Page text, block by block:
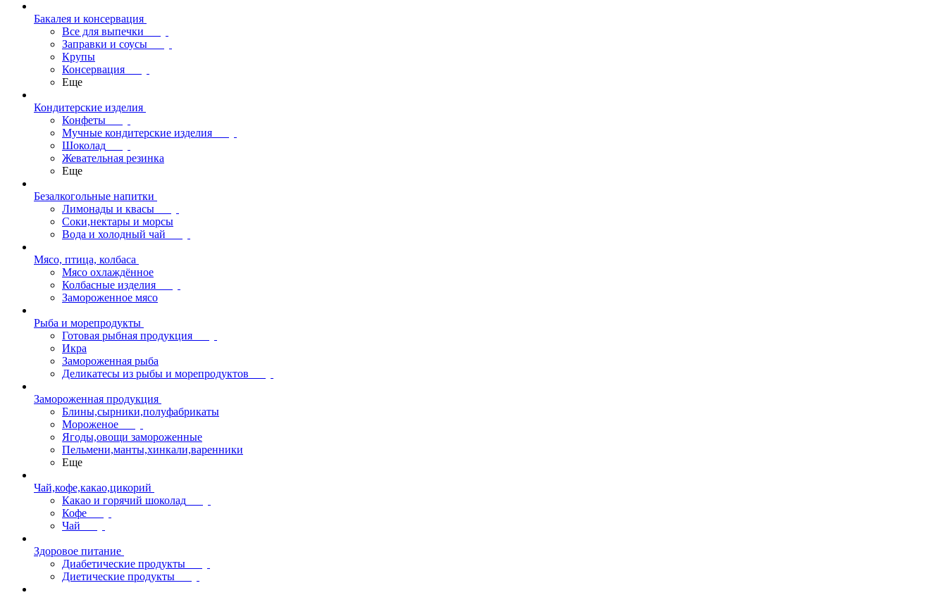
Бакалея и консервация
Все для выпечки
Заправки и соусы
Крупы
Консервация
Еще
Кондитерские изделия
Конфеты
Мучные кондитерские изделия
Шоколад
Жевательная резинка
Еще
Безалкогольные напитки
Лимонады и квасы
Соки,нектары и морсы
Вода и холодный чай
Мясо, птица, колбаса
Мясо охлаждённое
Колбасные изделия
Замороженное мясо
Рыба и морепродукты
Готовая рыбная продукция
Икра
Замороженная рыба
Деликатесы из рыбы и морепродуктов
Замороженная продукция
Блины,сырники,полуфабрикаты
Мороженое
Ягоды,овощи замороженные
Пельмени,манты,хинкали,варенники
Еще
Чай,кофе,какао,цикорий
Какао и горячий шоколад
Кофе
Чай
Здоровое питание
Диабетические продукты
Диетические продукты